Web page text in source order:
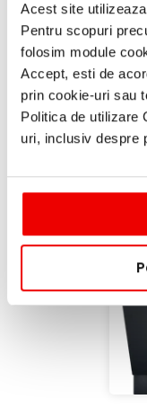
Acest site
Pentru scopuri
folosim module
Accept, esti de
prin cookie-uri sau
Politica de utilizare
uri, inclusiv despre
6 SMV6ZCX16E,
SilencePro,
Zeolith, 14 seturi, 60
5.399 RON 4.499 RON